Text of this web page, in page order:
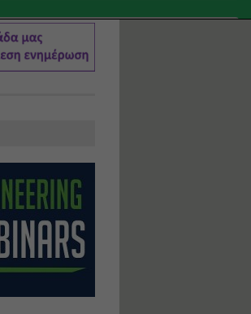
υλοποίηση
φωτοβολταϊκών
Τιμή από: €230.00
Διάρκεια: 16 ώρες
Αρχιτεκτονικός
Σχεδιασμός με το
Rhinoceros